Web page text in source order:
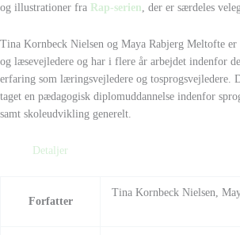
og illustrationer fra Rap-serien, der er særdeles
Tina Kornbeck Nielsen og Maya Rabjerg Meltofte er
og læsevejledere og har i flere år arbejdet indenfor
erfaring som læringsvejledere og tosprogsvejledere.
taget en pædagogisk diplomuddannelse indenfor
samt skoleudvikling generelt.
Detaljer
Forfatter
Tina Kornbeck Nielsen,